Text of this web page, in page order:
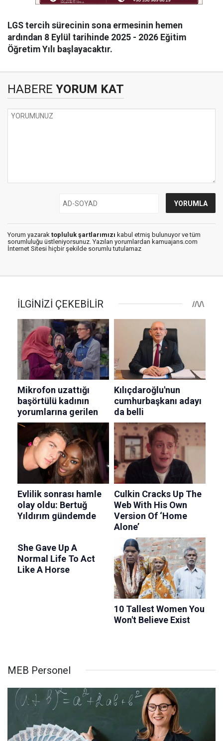
LGS tercih sürecinin sona ermesinin hemen
ardından 8 Eylül tarihinde 2025 - 2026 Eğitim
Öğretim Yılı başlayacaktır.
HABERE YORUM KAT
Yorum yazarak topluluk şartlarımızı kabul etmiş bulunuyor ve tüm
sorumluluğu üstleniyorsunuz. Yazılan yorumlardan kamuajans.com
İnternet Sitesi hiçbir şekilde sorumlu tutulamaz
MEB Personel